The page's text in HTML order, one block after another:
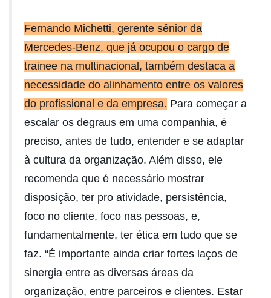
Fernando Michetti, gerente sênior da
Mercedes-Benz, que já ocupou o cargo de
trainee na multinacional, também destaca a
necessidade do alinhamento entre os valores
do profissional e da empresa. Para começar a
escalar os degraus em uma companhia, é
preciso, antes de tudo, entender e se adaptar
à cultura da organização. Além disso, ele
recomenda que é necessário mostrar
disposição, ter pro atividade, persistência,
foco no cliente, foco nas pessoas, e,
fundamentalmente, ter ética em tudo que se
faz. “É importante ainda criar fortes laços de
sinergia entre as diversas áreas da
organização, entre parceiros e clientes. Estar